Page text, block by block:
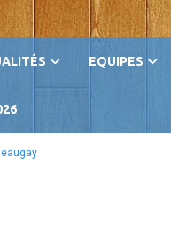
EQUIPES